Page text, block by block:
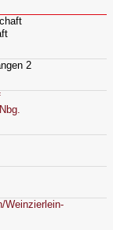
2
Weinzierlein-